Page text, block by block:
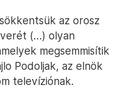
az orosz
(…) olyan
megsemmisítik
Podoljak, az elnök
televíziónak.